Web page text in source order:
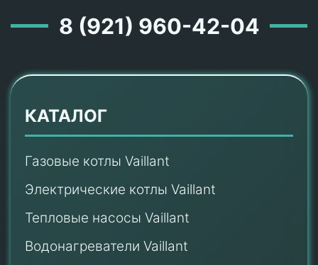
8 (921) 960-42-04
КАТАЛОГ
Газовые котлы Vaillant
Электрические котлы Vaillant
Тепловые насосы Vaillant
Водонагреватели Vaillant